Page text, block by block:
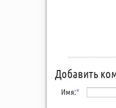
Добавить
Имя:*